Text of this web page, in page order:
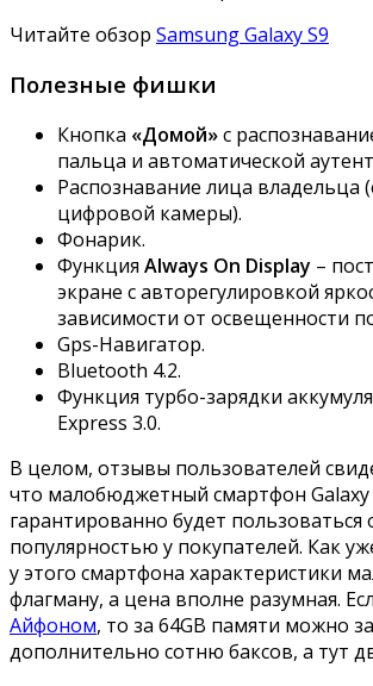
Читайте обзор Samsung Galaxy S9
Полезные фишки
Кнопка «Домой»с
пальца и автоматической
Распознавание лица
цифровой камеры).
Фонарик.
Функция Always On Display –
экране с авторегулировкой
зависимости от освещенности
Gps-Навигатор.
Bluetooth 4.2.
Функция турбо-зарядки
Express 3.0.
В целом, отзывы пользователей
что малобюджетный смартфон Galaxy
гарантированно будет пользоваться
популярностью у покупателей. Как
у этого смартфона характеристики
флагману, а цена вполне разумная.
Айфоном, то за 64GB памяти можно
дополнительно сотню баксов, а тут